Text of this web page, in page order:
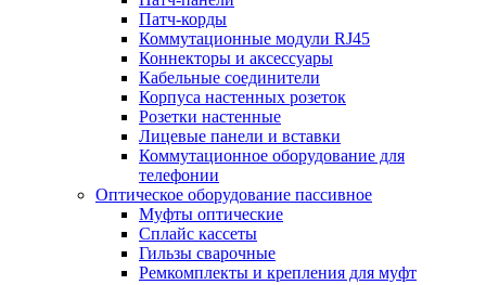
Патч-корды
Коммутационные модули RJ45
Коннекторы и аксессуары
Кабельные соединители
Корпуса настенных розеток
Розетки настенные
Лицевые панели и вставки
Коммутационное оборудование для
телефонии
Оптическое оборудование пассивное
Муфты оптические
Сплайс кассеты
Гильзы сварочные
Ремкомплекты и крепления для муфт